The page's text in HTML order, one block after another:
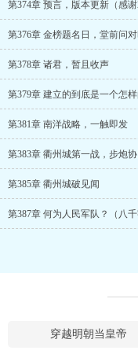
第376章 金榜题名日，堂前问
第378章 诸君，暂且收声
第379章 建立的到底是一个怎
第381章 南洋战略，一触即发
第383章 衢州城第一战，步炮协
第385章 衢州城破见闻
第387章 何为人民军队？（八千
穿越明朝当皇帝